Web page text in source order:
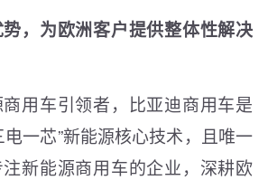
，为欧洲客户提供整体性解决
用车引领者，比亚迪商用车是
电一芯”新能源核心技术，且唯一
新能源商用车的企业，深耕欧